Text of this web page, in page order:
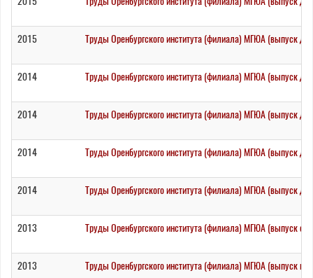
2015 Труды Оренбургского института (филиала) МГЮА (выпуск
2014 Труды Оренбургского института (филиала) МГЮА (выпуск
2014 Труды Оренбургского института (филиала) МГЮА (выпуск
2014 Труды Оренбургского института (филиала) МГЮА (выпуск
2014 Труды Оренбургского института (филиала) МГЮА (выпуск
2013 Труды Оренбургского института (филиала) МГЮА (выпуск
2013 Труды Оренбургского института (филиала) МГЮА (выпуск